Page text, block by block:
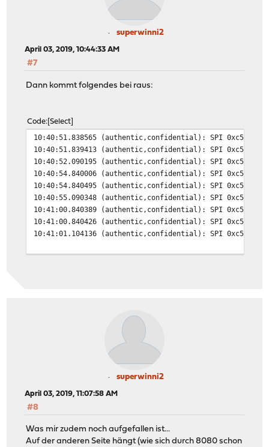
Apr 3 09:20:42 Firewall charon: 15[NET] <con1|1>
Apr 3 09:21:03 Firewall charon: 15[NET] <con1|1>
Apr 3 09:21:03 Firewall charon: 15[ENC] <con1|1> parsed
Apr 3 09:21:03 Firewall charon: 15[NET] <con1|1>
superwinni2
April 03, 2019, 10:44:33 AM
#7
Dann kommt folgendes bei raus:
Code Select
10:40:51.838565 (authentic,confidential): SPI
10:40:51.839413 (authentic,confidential): SPI
10:40:52.090195 (authentic,confidential): SPI
10:40:54.840006 (authentic,confidential): SPI
10:40:54.840495 (authentic,confidential): SPI
10:40:55.090348 (authentic,confidential): SPI
10:41:00.840389 (authentic,confidential): SPI
10:41:00.840426 (authentic,confidential): SPI
10:41:01.104136 (authentic,confidential): SPI
superwinni2
April 03, 2019, 11:07:58 AM
#8
Was mir zudem noch aufgefallen ist...
Auf der anderen Seite hängt (wie sich durch 8080 schon